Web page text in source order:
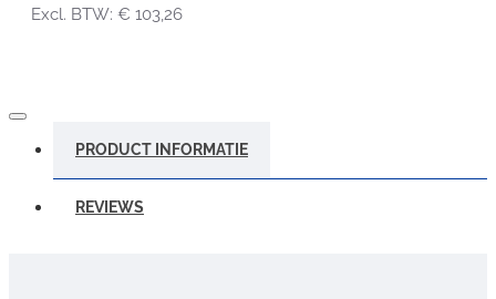
Excl. BTW: € 103,26
PRODUCT INFORMATIE
REVIEWS